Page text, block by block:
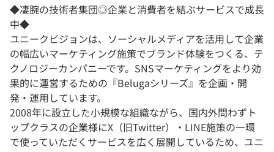
◆凄腕の技術者集団◎企業と消費者を結ぶサービスで成長
中◆
ユニークビジョンは、ソーシャルメディアを活用して企業
の幅広いマーケティング施策でブランド体験をつくる、テ
クノロジーカンパニーです。SNSマーケティングをより効
果的に運営するための『Belugaシリーズ』を企画・開
発・運用しています。
2008年に設立した小規模な組織ながら、国内外問わずト
ップクラスの企業様にX（旧Twitter）・LINE施策の一環
で使っていただくサービスを広く展開しているため、ユニ